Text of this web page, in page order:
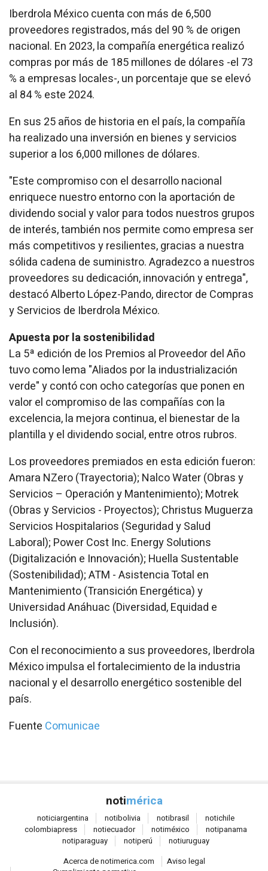
Iberdrola México cuenta con más de 6,500
proveedores registrados, más del 90 % de origen
nacional. En 2023, la compañía energética realizó
compras por más de 185 millones de dólares -el 73
% a empresas locales-, un porcentaje que se elevó
al 84 % este 2024.
En sus 25 años de historia en el país, la compañía
ha realizado una inversión en bienes y servicios
superior a los 6,000 millones de dólares.
"Este compromiso con el desarrollo nacional
enriquece nuestro entorno con la aportación de
dividendo social y valor para todos nuestros grupos
de interés, también nos permite como empresa ser
más competitivos y resilientes, gracias a nuestra
sólida cadena de suministro. Agradezco a nuestros
proveedores su dedicación, innovación y entrega",
destacó Alberto López-Pando, director de Compras
y Servicios de Iberdrola México.
Apuesta por la sostenibilidad
La 5ª edición de los Premios al Proveedor del Año
tuvo como lema "Aliados por la industrialización
verde" y contó con ocho categorías que ponen en
valor el compromiso de las compañías con la
excelencia, la mejora continua, el bienestar de la
plantilla y el dividendo social, entre otros rubros.
Los proveedores premiados en esta edición fueron:
Amara NZero (Trayectoria); Nalco Water (Obras y
Servicios – Operación y Mantenimiento); Motrek
(Obras y Servicios - Proyectos); Christus Muguerza
Servicios Hospitalarios (Seguridad y Salud
Laboral); Power Cost Inc. Energy Solutions
(Digitalización e Innovación); Huella Sustentable
(Sostenibilidad); ATM - Asistencia Total en
Mantenimiento (Transición Energética) y
Universidad Anáhuac (Diversidad, Equidad e
Inclusión).
Con el reconocimiento a sus proveedores, Iberdrola
México impulsa el fortalecimiento de la industria
nacional y el desarrollo energético sostenible del
país.
Fuente Comunicae
notimérica
noticiargentina notibolivia notibrasil notichile
colombiapress notiecuador notiméxico notipanama
notiparaguay notiperú notiuruguay
Acerca de notimerica.com
Aviso legal